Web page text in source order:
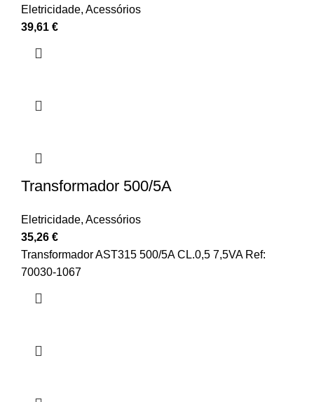
Eletricidade, Acessórios
39,61 €
Transformador 500/5A
Eletricidade, Acessórios
35,26 €
Transformador AST315 500/5A CL.0,5 7,5VA Ref:
70030-1067